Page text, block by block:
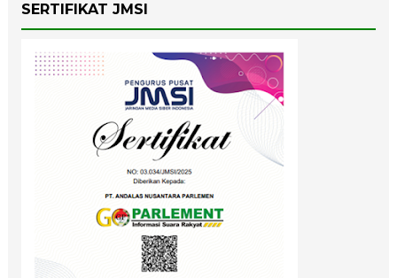
SERTIFIKAT JMSI